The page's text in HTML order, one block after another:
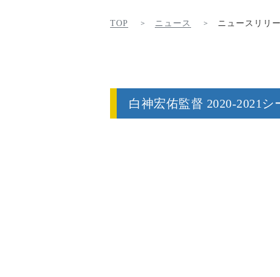
TOP ニュース ニュースリリ
白神宏佑監督 2020-2021